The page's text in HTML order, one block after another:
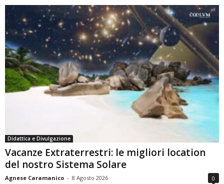
Didattica e Divulgazione
Vacanze Extraterrestri: le migliori location
del nostro Sistema Solare
Agnese Caramanico - 8 Agosto 2026 0